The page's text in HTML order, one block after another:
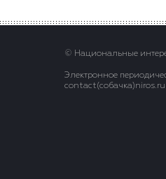
© Национальные
Электронное
contact(сoбaчка)niros.ru